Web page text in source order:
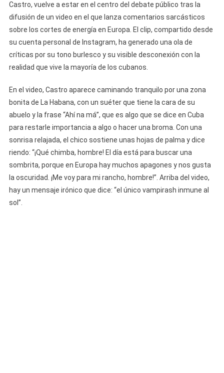
Continúa
Con
Sus
Esta
Un
De
«Nos
Vamos
Para
Europa
Porque
Castro, vuelve a estar en el centro del debate público tras la
difusión de un video en el que lanza comentarios sarcásticos
sobre los cortes de energía en Europa. El clip, compartido desde
su cuenta personal de Instagram, ha generado una ola de
críticas por su tono burlesco y su visible desconexión con la
realidad que vive la mayoría de los cubanos.
En el video, Castro aparece caminando tranquilo por una zona
bonita de La Habana, con un suéter que tiene la cara de su
abuelo y la frase “Ahí na má”, que es algo que se dice en Cuba
para restarle importancia a algo o hacer una broma. Con una
sonrisa relajada, el chico sostiene unas hojas de palma y dice
riendo: “¡Qué chimba, hombre! El día está para buscar una
sombrita, porque en Europa hay muchos apagones y nos gusta
la oscuridad. ¡Me voy para mi rancho, hombre!”. Arriba del video,
hay un mensaje irónico que dice: “el único vampirash inmune al
sol”.